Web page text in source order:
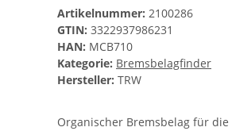
Artikelnummer: 2100286
GTIN: 3322937986231
HAN: MCB710
Kategorie: Bremsbelagfinder
Hersteller: TRW
Organischer Bremsbelag für die